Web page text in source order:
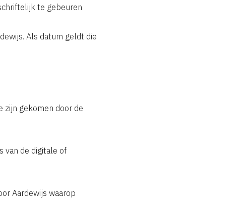
te gebeuren
Als datum geldt die
zijn gekomen door de
van de digitale of
Aardewijs waarop